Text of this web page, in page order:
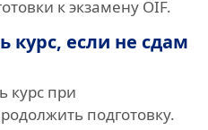
к экзамену ÖIF.
курс, если не сдам
курс при
подготовку.